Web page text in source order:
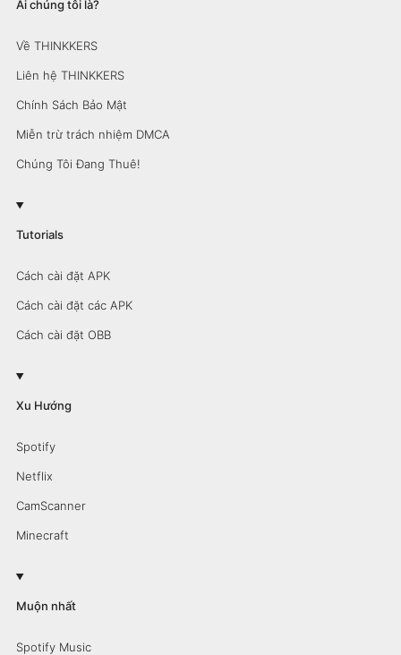
Ai chúng tôi là?
Về THINKKERS
Liên hệ THINKKERS
Chính Sách Bảo Mật
Miễn trừ trách nhiệm DMCA
Chúng Tôi Đang Thuê!
Tutorials
Cách cài đặt APK
Cách cài đặt các APK
Cách cài đặt OBB
Xu Hướng
Spotify
Netflix
CamScanner
Minecraft
Muộn nhất
Spotify Music